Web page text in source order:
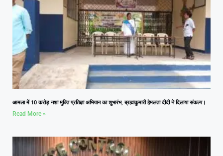
आमला में 10 करोड़ नशा मुक्ति प्रतिज्ञा अभियान का शुभारंभ, ब्रह्माकुमारी हेमलता दीदी ने दिलाया संकल्प।
Read More »